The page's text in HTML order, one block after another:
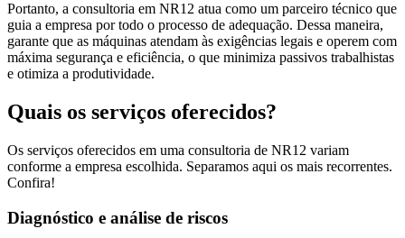
Portanto, a consultoria em NR12 atua como um parceiro técnico que
guia a empresa por todo o processo de adequação. Dessa maneira,
garante que as máquinas atendam às exigências legais e operem com
máxima segurança e eficiência, o que minimiza passivos trabalhistas
e otimiza a produtividade.
Quais os serviços oferecidos?
Os serviços oferecidos em uma consultoria de NR12 variam
conforme a empresa escolhida. Separamos aqui os mais recorrentes.
Confira!
Diagnóstico e análise de riscos